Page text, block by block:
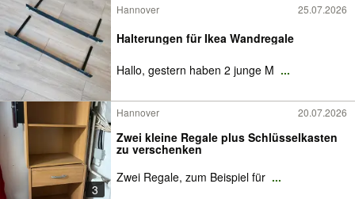
Hannover 25.07.2026
Halterungen für Ikea Wandregale
Hallo, gestern haben 2 junge M ...
3
Hannover 20.07.2026
Zwei kleine Regale plus Schlüsselkasten
zu verschenken
Zwei Regale, zum Beispiel für ...